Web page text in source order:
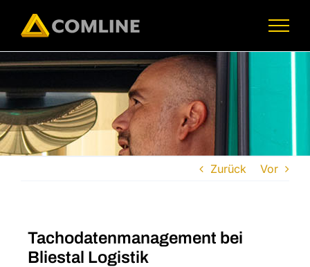
Zurück Vor
Tachodatenmanagement bei
Bliestal Logistik